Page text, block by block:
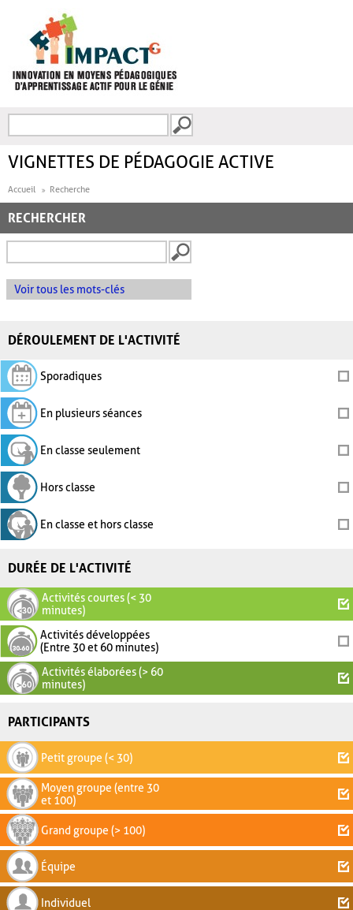
FORMULAIRE DE
VIGNETTES DE PÉDAGOGIE ACTIVE
Accueil Recherche
RECHERCHER
Voir tous les mots-clés
DÉROULEMENT DE L'ACTIVITÉ
Sporadiques
En plusieurs séances
En classe seulement
Hors classe
En classe et hors classe
DURÉE DE L'ACTIVITÉ
Activités courtes (< 30
minutes)
Activités développées
(Entre 30 et 60 minutes)
Activités élaborées (> 60
minutes)
PARTICIPANTS
Petit groupe (< 30)
Moyen groupe (entre 30
et 100)
Grand groupe (> 100)
Équipe
Individuel